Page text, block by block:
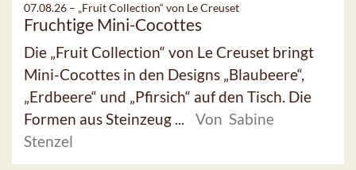
07.08.26 – „Fruit Collection“ von Le Creuset
Fruchtige Mini-Cocottes
Die „Fruit Collection“ von Le Creuset bringt
Mini-Cocottes in den Designs „Blaubeere“,
„Erdbeere“ und „Pfirsich“ auf den Tisch. Die
Formen aus Steinzeug ...
Von Sabine
Stenzel